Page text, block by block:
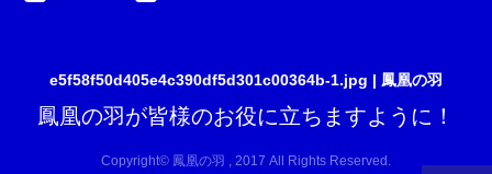
e5f58f50d405e4c390df5d301c00364b-1.jpg | 鳳凰の羽
鳳凰の羽が皆様のお役に立ちますように！
Copyright© 鳳凰の羽 , 2017 All Rights Reserved.